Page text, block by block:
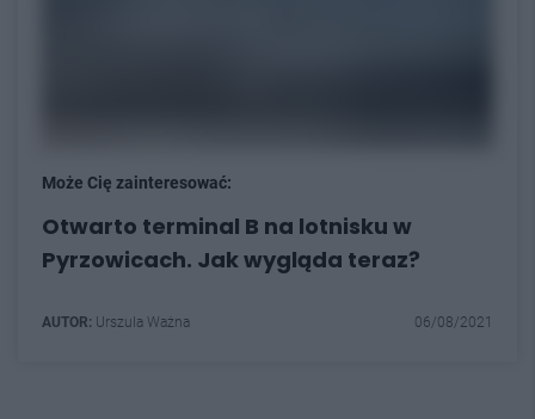
Może Cię zainteresować:
Otwarto terminal B na lotnisku w
Pyrzowicach. Jak wygląda teraz?
AUTOR: Urszula Ważna 06/08/2021